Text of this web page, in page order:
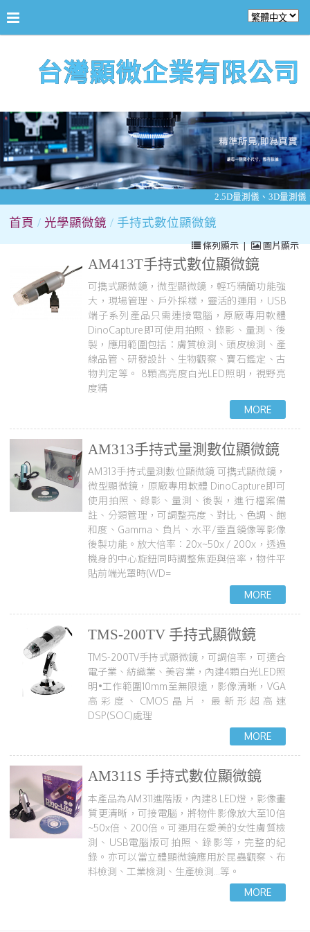
台灣顯微企業有限公司
2.5D量測儀、3D量測儀
首頁 光學顯微鏡 手持式數位顯微鏡
條列顯示 | 圖片顯示
AM413T手持式數位顯微鏡
可擕式顯微鏡，微型顯微鏡，輕巧精簡功能強
大，現場管理、戶外採樣，靈活的運用，USB
端子系列產品只需連接電腦，原廠專用軟體
DinoCapture即可使用拍照、錄影、量測、後
製，應用範圍包括：膚質檢測、頭皮檢測、產
線品管、研發設計、生物觀察、寶石鑑定、古
物判定等。
8顆高亮度白光LED照明，視野亮
度精
AM313手持式量測數位顯微鏡
AM313手持式量測數位顯微鏡 可擕式顯微鏡，
微型顯微鏡，原廠專用軟體 DinoCapture即可
使用拍照、錄影、量測、後製，進行檔案備
註、分類管理，可調整亮度、對比、色調、飽
和度、Gamma、負片、水平/垂直鏡像等影像
後製功能。放大倍率：20x~50x / 200x，透過
機身的中心旋鈕同時調整焦距與倍率，物件平
貼前端光罩時(WD=
TMS-200TV 手持式顯微鏡
TMS-200TV手持式顯微鏡，可調倍率，可適合
電子業、紡織業、美容業，內建4顆白光LED照
明•工作範圍10mm至無限遠，影像清晰，VGA
高彩度、CMOS晶片，最新形超高速
DSP(SOC)處理
AM311S 手持式數位顯微鏡
本產品為AM311進階版，內建8 LED燈，影像畫
質更清晰，可接電腦，將物件影像放大至10倍
~50x倍、200倍。可運用在愛美的女性膚質檢
測、USB電腦版可拍照、錄影等，完整的紀
錄。亦可以當立體顯微鏡應用於昆蟲觀察、布
料檢測、工業檢測、生產檢測...等。